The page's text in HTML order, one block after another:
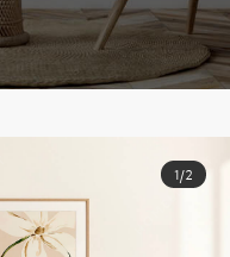
1/2